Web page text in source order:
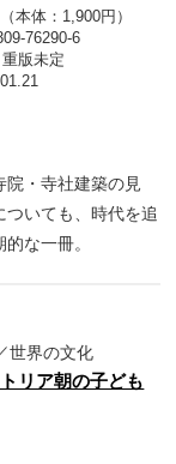
本体：1,900円）
76290-6
版未定
院・寺社建築の見
いても、時代を追
な一冊。
世界の文化
リア朝の子ども